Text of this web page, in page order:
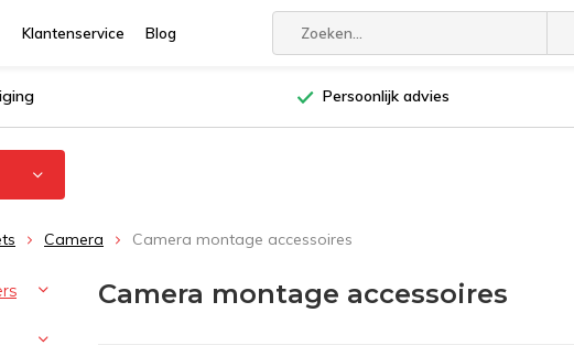
Klantenservice Blog
Persoonlijk advies
Camera Camera montage accessoires
Camera montage accessoires